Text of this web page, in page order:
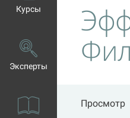
Курсы
Эксперты
Просмотр